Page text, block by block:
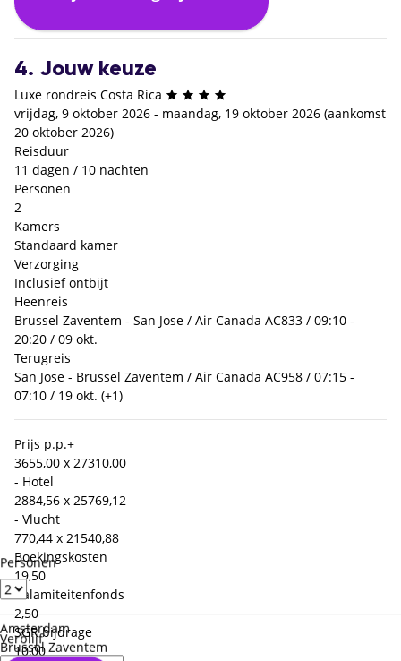
Personen
Verblijf
Amsterdam
Brussel Zaventem
€ 0,- p.p.
4. Jouw keuze
Luxe rondreis Costa Rica
vrijdag, 9 oktober 2026 - maandag, 19 oktober 2026 (aankomst
20 oktober 2026)
Reisduur
11 dagen / 10 nachten
Personen
2
Kamers
Standaard kamer
Verzorging
Inclusief ontbijt
Heenreis
Brussel Zaventem - San Jose / Air Canada AC833 / 09:10 -
20:20 / 09 okt.
Terugreis
San Jose - Brussel Zaventem / Air Canada AC958 / 07:15 -
07:10 / 19 okt. (+1)
Prijs p.p.+
3655,00 x 27310,00
- Hotel
2884,56 x 25769,12
- Vlucht
770,44 x 21540,88
Boekingskosten
19,50
Calamiteitenfonds
2,50
SGR bijdrage
10,00